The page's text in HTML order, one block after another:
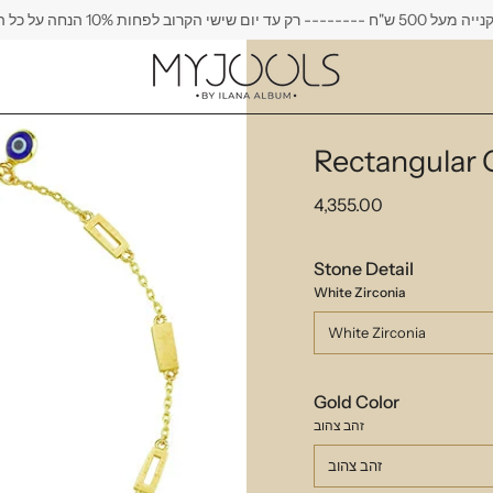
יום שישי הקרוב לפחות 10% הנחה על כל העגילים
Rectangular
4,355.00
Stone Detail
White Zirconia
White Zirconia
Gold Color
זהב צהוב
זהב צהוב